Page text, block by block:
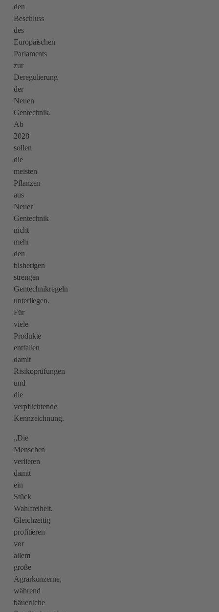
den
Beschluss
des
Europäischen
Parlaments
zur
Deregulierung
der
Neuen
Gentechnik.
Ab
2028
sollen
die
meisten
Pflanzen
aus
Neuer
Gentechnik
nicht
mehr
den
bisherigen
strengen
Gentechnikregeln
unterliegen.
Für
viele
Produkte
entfallen
damit
Risikoprüfungen
und
die
verpflichtende
Kennzeichnung.
„Die
Menschen
verlieren
damit
ein
Stück
Wahlfreiheit.
Gleichzeitig
profitieren
vor
allem
große
Agrarkonzerne,
während
bäuerliche